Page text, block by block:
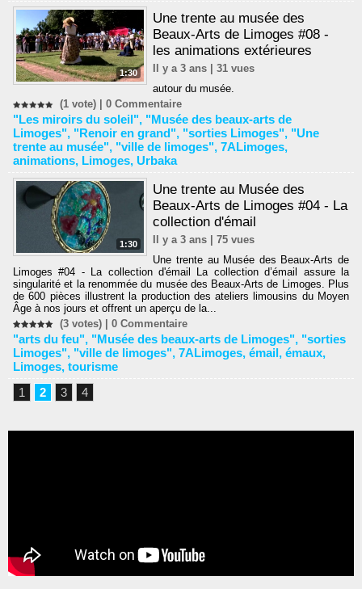
1:30
Une trente au musée des
Beaux-Arts de Limoges #08 -
les animations extérieures
Il y a 3 ans | 31 vues
autour du musée.
(1 vote) | 0 Commentaire
"Les miroirs du soleil", "Musée des beaux-arts de
Limoges", "Renoir en grand", "sorties Limoges", "Une
trente au musée", "ville de limoges", 7ALimoges,
animations, Limoges, Urbaka
1:30
Une trente au Musée des
Beaux-Arts de Limoges #04 - La
collection d'émail
Il y a 3 ans | 75 vues
Une trente au Musée des Beaux-Arts de
Limoges #04 - La collection d'émail La collection d’émail assure la
singularité et la renommée du musée des Beaux-Arts de Limoges. Plus
de 600 pièces illustrent la production des ateliers limousins du Moyen
Âge à nos jours et offrent un aperçu de la...
(3 votes) | 0 Commentaire
"arts du feu", "Musée des beaux-arts de Limoges", "sorties
Limoges", "ville de limoges", 7ALimoges, émail, émaux,
Limoges, tourisme
1
2 3 4